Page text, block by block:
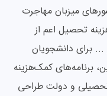
میزبان مهاجرت
تحصیل اعم از
... برای دانشجویان
برنامه‌های کمک‌هزینه
و دولت طراحی